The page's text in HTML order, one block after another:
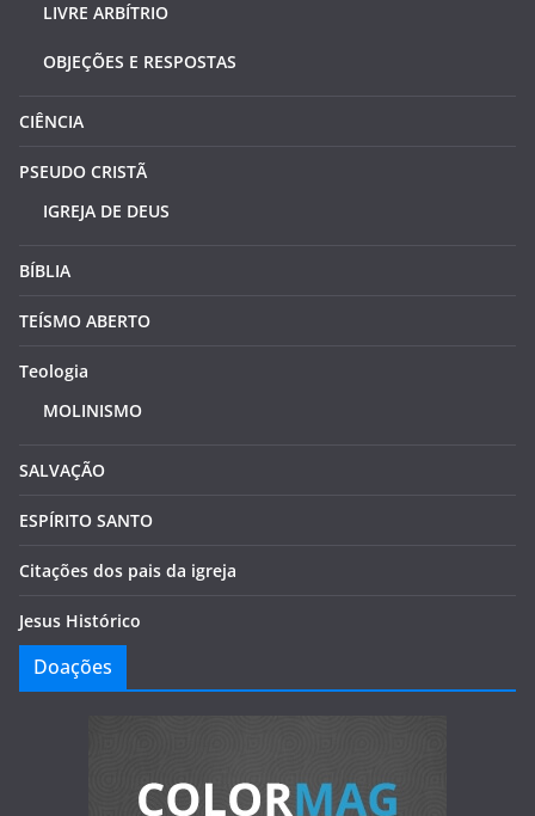
LIVRE ARBÍTRIO
OBJEÇÕES E RESPOSTAS
CIÊNCIA
PSEUDO CRISTÃ
IGREJA DE DEUS
BÍBLIA
TEÍSMO ABERTO
Teologia
MOLINISMO
SALVAÇÃO
ESPÍRITO SANTO
Citações dos pais da igreja
Jesus Histórico
Doações